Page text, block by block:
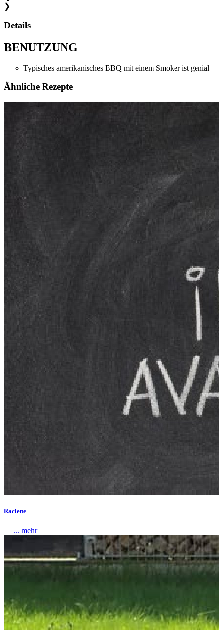
❯
Details
BENUTZUNG
Typisches amerikanisches BBQ mit einem Smoker ist genial
Ähnliche Rezepte
Raclette
... mehr